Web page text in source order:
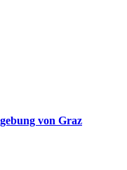
von Graz